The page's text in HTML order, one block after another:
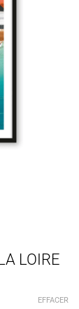
LOIRE
EFFACER